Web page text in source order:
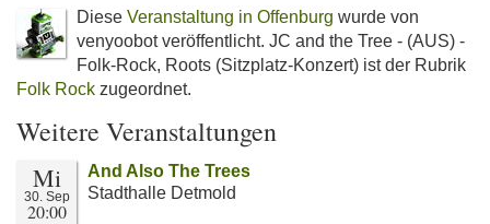
Diese Veranstaltung in Offenburg wurde von
venyoobot veröffentlicht. JC and the Tree - (AUS) -
Folk-Rock, Roots (Sitzplatz-Konzert) ist der Rubrik
Folk Rock zugeordnet.
Weitere Veranstaltungen
Mi
30. Sep
20:00
And Also The Trees
Stadthalle Detmold